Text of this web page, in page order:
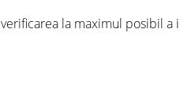
la maximul posibil a